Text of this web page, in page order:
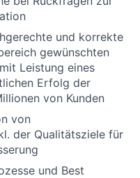
und korrekte
gewünschten
Leistung eines
Erfolg der
von Kunden
von
der Qualitätsziele für
und Best